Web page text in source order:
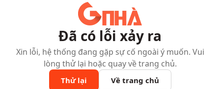
Đã có lỗi xảy ra
Xin lỗi, hệ thống đang gặp sự cố ngoài ý muốn. Vui
lòng thử lại hoặc quay về trang chủ.
Thử lại Về trang chủ